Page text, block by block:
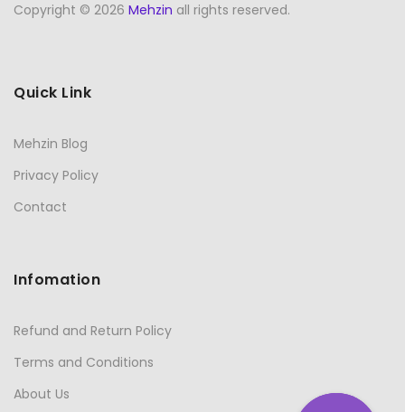
Copyright © 2026 Mehzin all rights reserved.
Quick Link
Mehzin Blog
Privacy Policy
Contact
Infomation
Refund and Return Policy
Terms and Conditions
About Us